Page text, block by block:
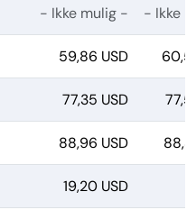
- Ikke mulig - - Ikke
59,86 USD
77,35 USD
88,96 USD
19,20 USD